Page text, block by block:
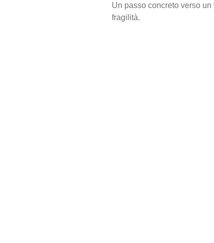
Un passo concreto verso
fragilità.